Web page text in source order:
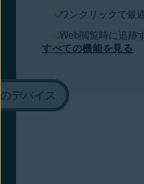
ワンクリックで最
Web閲覧時に追跡
すべての機能を見る
デバイス